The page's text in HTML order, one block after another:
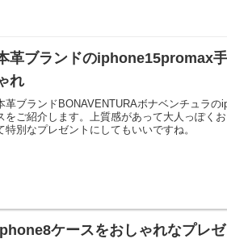
革ブランドのiphone15promax
れ
革ブランドBONAVENTURAボナベンチュラの
をご紹介します。上質感があって大人っぽく
特別なプレゼントにしてもいいですね。
ケースをおしゃれなプレ